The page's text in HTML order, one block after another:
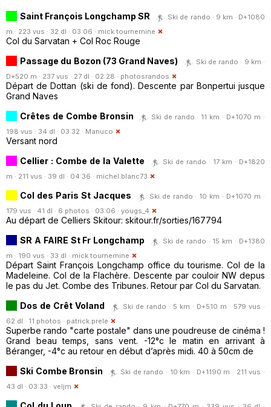
Saint François Longchamp SR
Ski de rando · 9 km · D+1080
m · 223 vus · 32 dl · 03:06 · mick.tournemine
Col du Sarvatan + Col Roc Rouge
Passage du Bozon (73 Grand Naves)
Ski de rando · 9 km ·
D+520 m · 237 vus · 27 dl · 02:28 · photosrandos
Départ de Dottan (ski de fond). Descente par Bonpertui jusque
Grand Naves
Crêtes de Combe Bronsin
Ski de rando · 11 km · D+1070 m ·
198 vus · 34 dl · 03:32 · Manuco
Versant nord
Cellier : Combe de la Valette
Ski de rando · 17 km · D+1820
m · 211 vus · 39 dl · 04:36 · michel.blanc73
Col des Paris St Jacques
Ski de rando · 10 km · D+1070 m ·
179 vus · 41 dl · 6 photos · 03:06 · yougs_4
Au départ de Celliers Skitour: skitour.fr/sorties/167794
SR A FAIRE St Fr Longchamp
Ski de rando · 15 km · D+1380
m · 190 vus · 33 dl · mick.tournemine
Départ Saint François Longchamp office du tourisme. Col de la
Madeleine. Col de la Flachère. Descente par couloir NW depus
le pas du Jet. Combe des Tribunes. Retour par Col du Sarvatan.
Dos de Crêt Voland
Ski de rando · 5 km · D+510 m · 579 vus ·
62 dl · 11 photos · patrick.prele
Superbe rando "carte postale" dans une poudreuse de cinéma !
Grand beau temps, sans vent. -12°c le matin en arrivant à
Béranger, -4°c au retour en début d’après midi. 40 à 50cm de
Ski Combe Bronsin
Ski de rando · 10 km · D+1190 m · 211 vus ·
43 dl · 03:33 · veljm